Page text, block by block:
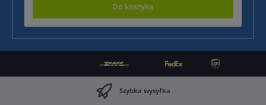
Do koszyka
Szybka wysyłka